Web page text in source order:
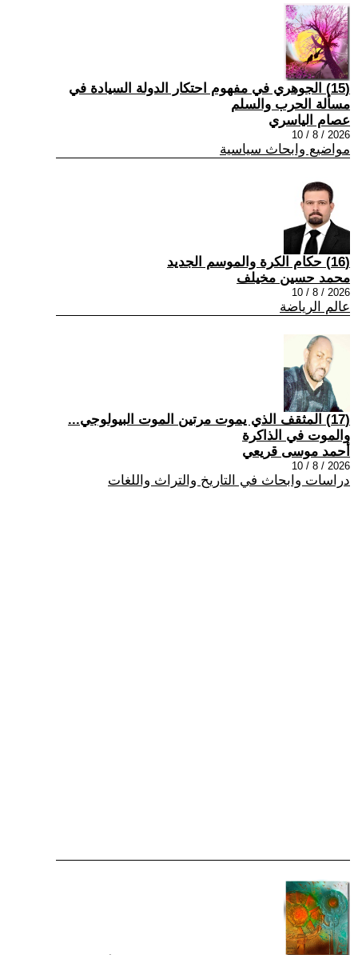
(15) الجوهري في مفهوم احتكار الدولة السيادة في
مسألة الحرب والسلم
عصام الياسري
2026 / 8 / 10
مواضيع وابحاث سياسية
(16) حكام الكرة والموسم الجديد
محمد حسين مخيلف
2026 / 8 / 10
عالم الرياضة
(17) المثقف الذي يموت مرتين الموت البيولوجي...
والموت في الذاكرة
أحمد موسى قريعي
2026 / 8 / 10
دراسات وابحاث في التاريخ والتراث واللغات